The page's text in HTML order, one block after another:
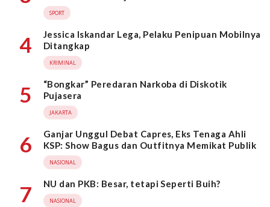
SPORT
4
Jessica Iskandar Lega, Pelaku Penipuan Mobilnya
Ditangkap
KRIMINAL
5
“Bongkar” Peredaran Narkoba di Diskotik
Pujasera
JAKARTA
6
Ganjar Unggul Debat Capres, Eks Tenaga Ahli
KSP: Show Bagus dan Outfitnya Memikat Publik
NASIONAL
7 NU dan PKB: Besar, tetapi Seperti Buih?
NASIONAL